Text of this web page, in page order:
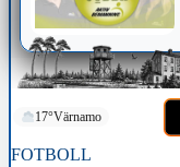
17°Värnamo
FOTBOLL